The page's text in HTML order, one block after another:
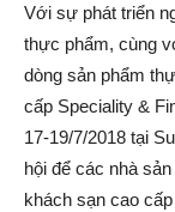
Với sự phát triển
thực phẩm, cùng
dòng sản phẩm
cấp Speciality &
17-19/7/2018 tại
hội để các nhà
khách sạn cao